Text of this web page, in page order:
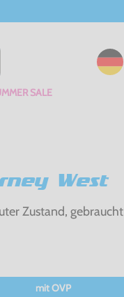
SALE
West
Zustand, gebraucht
mit OVP